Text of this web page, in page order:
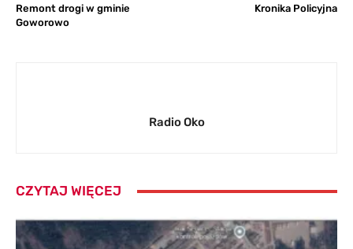
Remont drogi w gminie
Goworowo
Kronika Policyjna
Radio Oko
CZYTAJ WIĘCEJ